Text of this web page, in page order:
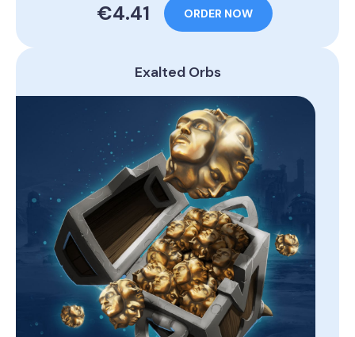
€4.41 ORDER NOW
Exalted Orbs